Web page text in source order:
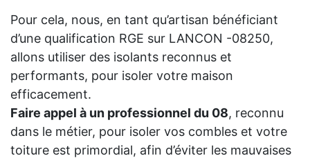
Pour cela, nous, en tant qu’artisan bénéficiant
d’une qualification RGE sur LANCON -08250,
allons utiliser des isolants reconnus et
performants, pour isoler votre maison
efficacement.
Faire appel à un professionnel du 08, reconnu
dans le métier, pour isoler vos combles et votre
toiture est primordial, afin d’éviter les mauvaises